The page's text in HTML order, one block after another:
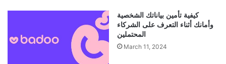
كيفية تأمين بياناتك الشخصية
وأمانك أثناء التعرف على الشركاء
المحتملين
March 11, 2024